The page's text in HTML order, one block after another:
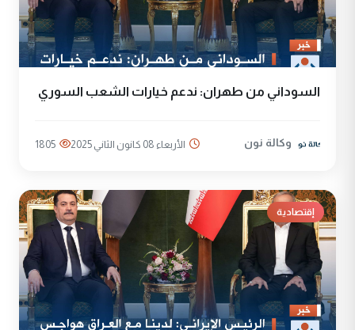
السوداني من طهران: ندعم خيارات الشعب السوري
وكالة نون الأربعاء 08 كانون الثاني 2025 1805
إقتصادية